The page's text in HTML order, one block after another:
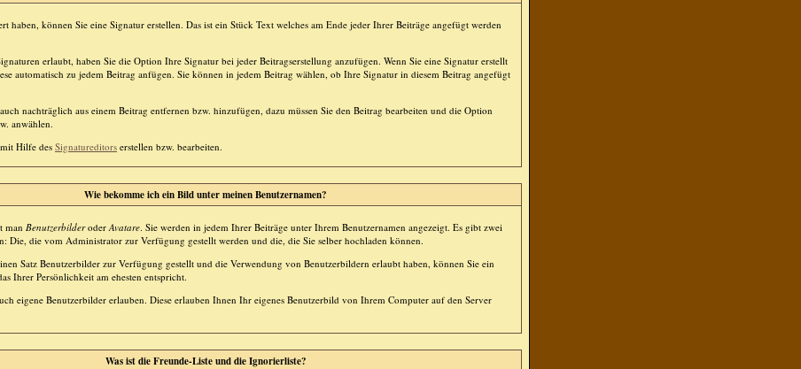
haben, können Sie eine Signatur erstellen. Das ist ein Stück Text welches am Ende jeder Ihrer Beiträge angefügt werden
erlaubt, haben Sie die Option Ihre Signatur bei jeder Beitragserstellung anzufügen. Wenn Sie eine Signatur erstellt
automatisch zu jedem Beitrag anfügen. Sie können in jedem Beitrag wählen, ob Ihre Signatur in diesem Beitrag angefügt
nachträglich aus einem Beitrag entfernen bzw. hinzufügen, dazu müssen Sie den Beitrag bearbeiten und die Option
anwählen.
Hilfe des Signatureditors erstellen bzw. bearbeiten.
Wie bekomme ich ein Bild unter meinen Benutzernamen?
man BenutzerbilderoderAvatare. Sie werden in jedem Ihrer Beiträge unter Ihrem Benutzernamen angezeigt. Es gibt zwei
Die, die vom Administrator zur Verfügung gestellt werden und die, die Sie selber hochladen können.
Satz Benutzerbilder zur Verfügung gestellt und die Verwendung von Benutzerbildern erlaubt haben, können Sie ein
Ihrer Persönlichkeit am ehesten entspricht.
eigene Benutzerbilder erlauben. Diese erlauben Ihnen Ihr eigenes Benutzerbild von Ihrem Computer auf den Server
Was ist die Freunde-Liste und die Ignorierliste?